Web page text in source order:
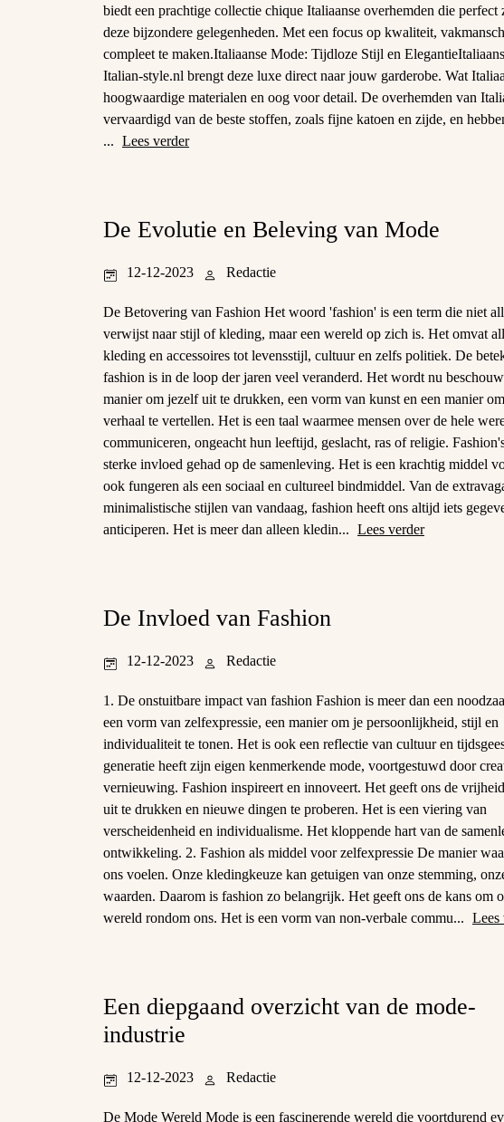
biedt een prachtige collectie chique Italiaanse overhemden die
deze bijzondere gelegenheden. Met een focus op kwaliteit,
compleet te maken.Italiaanse Mode: Tijdloze Stijl en
Italian-style.nl brengt deze luxe direct naar jouw garderobe. Wat
hoogwaardige materialen en oog voor detail. De overhemden van
vervaardigd van de beste stoffen, zoals fijne katoen en zijde, en
... Lees verder
De Evolutie en Beleving van Mode
12-12-2023 Redactie
De Betovering van Fashion Het woord 'fashion' is een term die niet
verwijst naar stijl of kleding, maar een wereld op zich is. Het omvat
kleding en accessoires tot levensstijl, cultuur en zelfs politiek. De
fashion is in de loop der jaren veel veranderd. Het wordt nu
manier om jezelf uit te drukken, een vorm van kunst en een manier
verhaal te vertellen. Het is een taal waarmee mensen over de hele
communiceren, ongeacht hun leeftijd, geslacht, ras of religie.
sterke invloed gehad op de samenleving. Het is een krachtig middel
ook fungeren als een sociaal en cultureel bindmiddel. Van de
minimalistische stijlen van vandaag, fashion heeft ons altijd iets
anticiperen. Het is meer dan alleen kledin... Lees verder
De Invloed van Fashion
12-12-2023 Redactie
1. De onstuitbare impact van fashion Fashion is meer dan een
een vorm van zelfexpressie, een manier om je persoonlijkheid, stijl en
individualiteit te tonen. Het is ook een reflectie van cultuur en
generatie heeft zijn eigen kenmerkende mode, voortgestuwd door
vernieuwing. Fashion inspireert en innoveert. Het geeft ons de
uit te drukken en nieuwe dingen te proberen. Het is een viering van
verscheidenheid en individualisme. Het kloppende hart van de
ontwikkeling. 2. Fashion als middel voor zelfexpressie De manier
ons voelen. Onze kledingkeuze kan getuigen van onze stemming,
waarden. Daarom is fashion zo belangrijk. Het geeft ons de kans om
wereld rondom ons. Het is een vorm van non-verbale commu... Lees
Een diepgaand overzicht van de mode-
industrie
12-12-2023 Redactie
De Mode Wereld Mode is een fascinerende wereld die voortdurend